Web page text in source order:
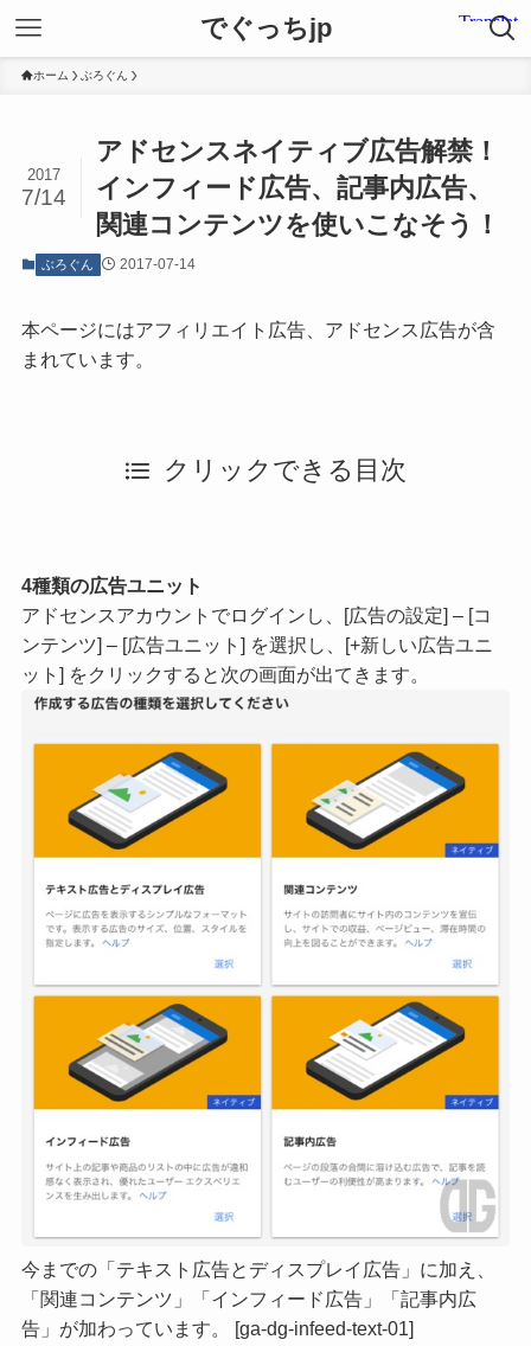
でぐっちjp
ホーム ぶろぐん
アドセンスネイティブ広告解禁！
インフィード広告、記事内広告、
関連コンテンツを使いこなそう！
2017
7/14
ぶろぐん 2017-07-14
本ページにはアフィリエイト広告、アドセンス広告が含
まれています。
クリックできる目次
4種類の広告ユニット
アドセンスアカウントでログインし、[広告の設定] – [コ
ンテンツ] – [広告ユニット] を選択し、[+新しい広告ユニ
ット] をクリックすると次の画面が出てきます。
今までの「テキスト広告とディスプレイ広告」に加え、
「関連コンテンツ」「インフィード広告」「記事内広
告」が加わっています。 [ga-dg-infeed-text-01]